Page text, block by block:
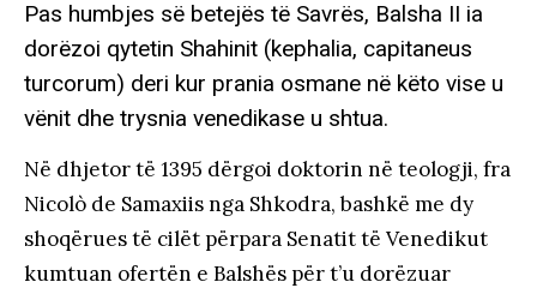
Pas humbjes së betejës të Savrës, Balsha II ia
dorëzoi qytetin Shahinit (kephalia, capitaneus
turcorum) deri kur prania osmane në këto vise u
vënit dhe trysnia venedikase u shtua.
Në dhjetor të 1395 dërgoi doktorin në teologji, fra
Nicolò de Samaxiis nga Shkodra, bashkë me dy
shoqërues të cilët përpara Senatit të Venedikut
kumtuan ofertën e Balshës për t’u dorëzuar